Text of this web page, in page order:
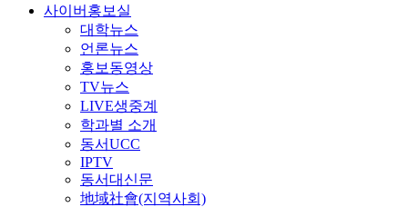
사이버홍보실
대학뉴스
언론뉴스
홍보동영상
TV뉴스
LIVE생중계
학과별 소개
동서UCC
IPTV
동서대신문
地域社會(지역사회)